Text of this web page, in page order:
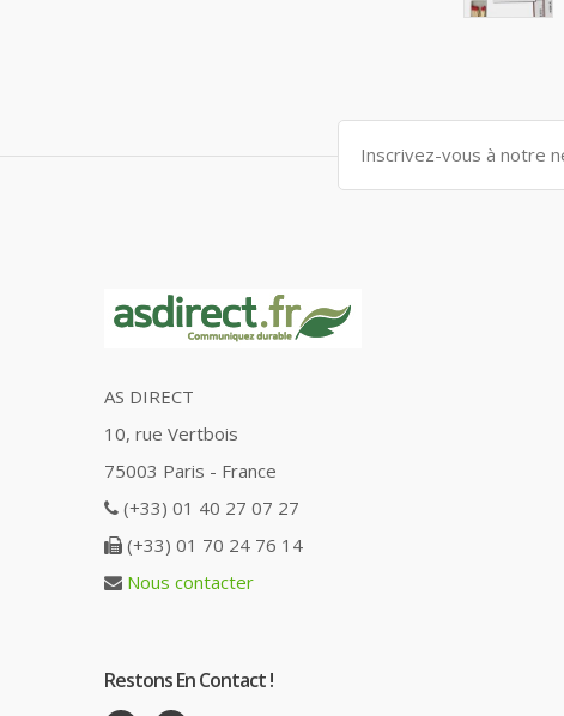
AS DIRECT
10, rue Vertbois
75003 Paris - France
(+33) 01 40 27 07 27
(+33) 01 70 24 76 14
Nous contacter
Restons En Contact !